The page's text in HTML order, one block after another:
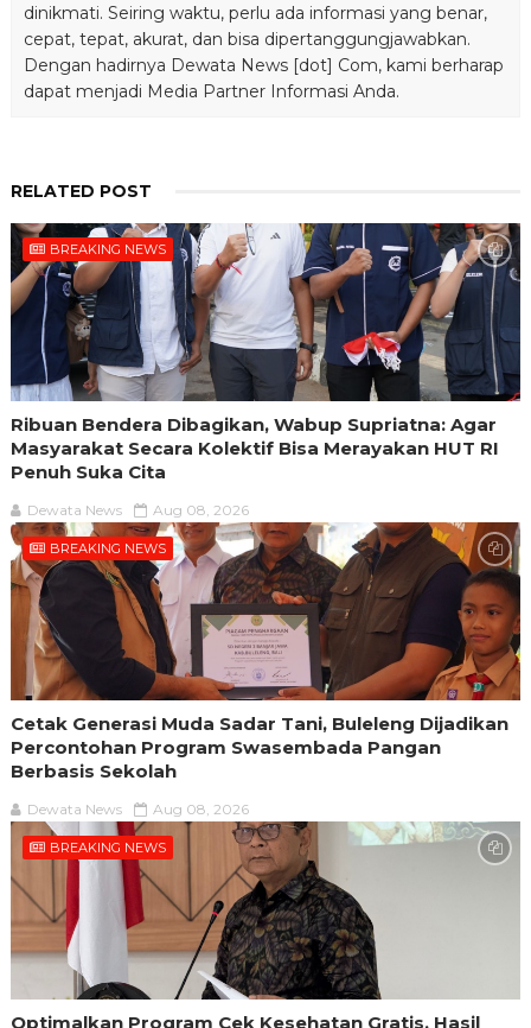
dinikmati. Seiring waktu, perlu ada informasi yang benar,
cepat, tepat, akurat, dan bisa dipertanggungjawabkan.
Dengan hadirnya Dewata News [dot] Com, kami berharap
dapat menjadi Media Partner Informasi Anda.
RELATED POST
BREAKING NEWS
Ribuan Bendera Dibagikan, Wabup Supriatna: Agar
Masyarakat Secara Kolektif Bisa Merayakan HUT RI
Penuh Suka Cita
Dewata News Aug 08, 2026
BREAKING NEWS
Cetak Generasi Muda Sadar Tani, Buleleng Dijadikan
Percontohan Program Swasembada Pangan
Berbasis Sekolah
Dewata News Aug 08, 2026
BREAKING NEWS
Optimalkan Program Cek Kesehatan Gratis, Hasil